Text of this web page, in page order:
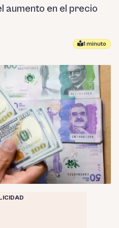
aumento en el precio
1 minuto